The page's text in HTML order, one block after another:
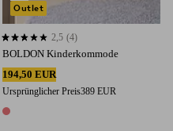
BOLDON Kinderkommode
194,50 EUR
Ursprünglicher Preis389 EUR
1 Farbe
2,5 basierend auf 4 Bewertungen
2,5 (4)
Outlet